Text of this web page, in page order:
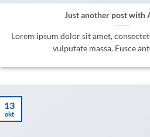
Just another post with
Lorem ipsum dolor sit amet,
vulputate massa. Fusce
13
okt